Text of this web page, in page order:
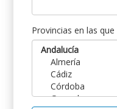
Provincias en las